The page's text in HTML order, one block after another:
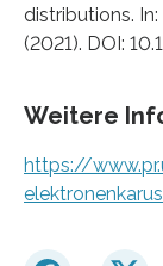
distributions.
(2021). DOI:
Weitere
https://